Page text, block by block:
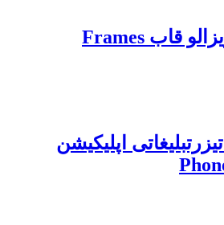
پروژه داوینچی ریزالو قاب Frames
اپلیکیشن